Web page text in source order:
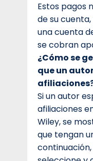
Estos pagos
de su
una cuenta
se cobran
¿Cómo se
que un
Si un autor
afiliaciones
Wiley, se
que tengan